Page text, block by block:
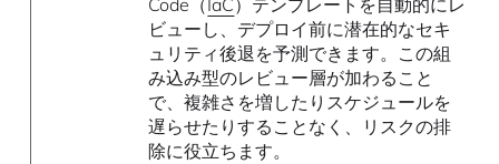
Code（IaC）テンプレートを自動的にレ
ビューし、デプロイ前に潜在的なセキ
ュリティ後退を予測できます。この組
み込み型のレビュー層が加わること
で、複雑さを増したりスケジュールを
遅らせたりすることなく、リスクの排
除に役立ちます。